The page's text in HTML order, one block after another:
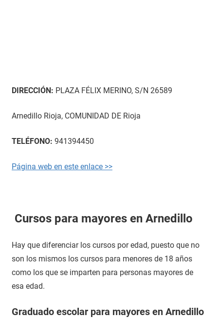
DIRECCIÓN: PLAZA FÉLIX MERINO, S/N 26589
Arnedillo Rioja, COMUNIDAD DE Rioja
TELÉFONO: 941394450
Página web en este enlace >>
Cursos para mayores en Arnedillo
Hay que diferenciar los cursos por edad, puesto que no
son los mismos los cursos para menores de 18 años
como los que se imparten para personas mayores de
esa edad.
Graduado escolar para mayores en Arnedillo